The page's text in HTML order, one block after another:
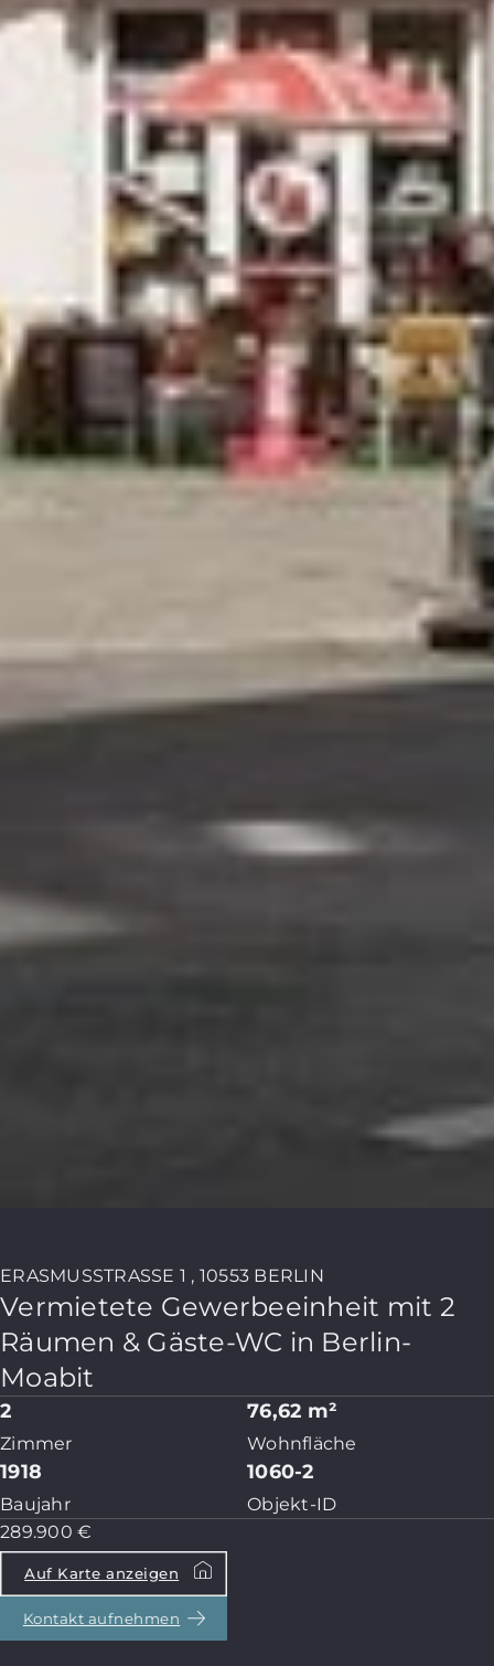
ERASMUSSTRASSE 1 , 10553 BERLIN
Vermietete Gewerbeeinheit mit 2
Räumen & Gäste-WC in Berlin-
Moabit
2
Zimmer
76,62 m²
Wohnfläche
1918
Baujahr
1060-2
Objekt-ID
289.900 €
Auf Karte anzeigen
Kontakt aufnehmen